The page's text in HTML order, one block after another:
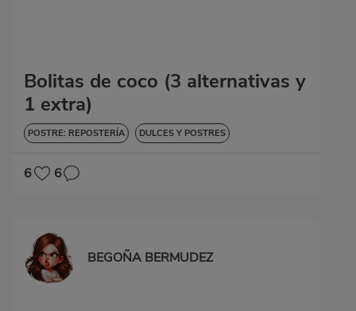
Bolitas de coco (3 alternativas y
1 extra)
POSTRE: REPOSTERÍA DULCES Y POSTRES
6 6
BEGOÑA BERMUDEZ